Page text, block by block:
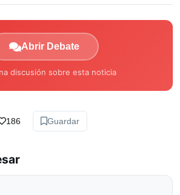
Abrir Debate
discusión sobre esta noticia
186 Guardar